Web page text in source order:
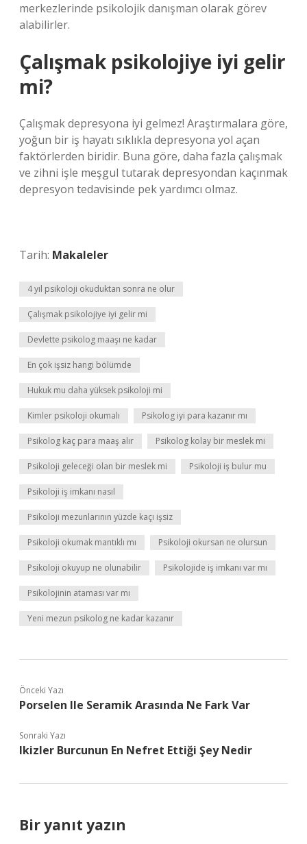
merkezlerinde psikolojik danışman olarak görev
alabilirler.
Çalışmak psikolojiye iyi gelir
mi?
Çalışmak depresyona iyi gelmez! Araştırmalara göre,
yoğun bir iş hayatı sıklıkla depresyona yol açan
faktörlerden biridir. Buna göre, daha fazla çalışmak
ve zihni işle meşgul tutarak depresyondan kaçınmak
depresyon tedavisinde pek yardımcı olmaz.
Tarih: Makaleler
4 yıl psikoloji okuduktan sonra ne olur
Çalışmak psikolojiye iyi gelir mi
Devlette psikolog maaşı ne kadar
En çok işsiz hangi bölümde
Hukuk mu daha yüksek psikoloji mi
Kimler psikoloji okumalı Psikolog iyi para kazanır mı
Psikolog kaç para maaş alır Psikolog kolay bir meslek mi
Psikoloji geleceği olan bir meslek mi Psikoloji iş bulur mu
Psikoloji iş imkanı nasıl
Psikoloji mezunlarının yüzde kaçı işsiz
Psikoloji okumak mantıklı mı Psikoloji okursan ne olursun
Psikoloji okuyup ne olunabilir Psikolojide iş imkanı var mı
Psikolojinin ataması var mı
Yeni mezun psikolog ne kadar kazanır
Önceki Yazı
Porselen Ile Seramik Arasında Ne Fark Var
Sonraki Yazı
Ikizler Burcunun En Nefret Ettiği Şey Nedir
Bir yanıt yazın